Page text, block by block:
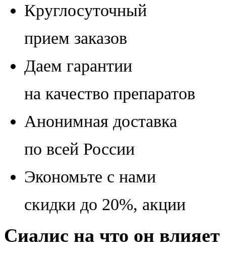
Круглосуточный
прием заказов
Даем гарантии
на качество препаратов
Анонимная доставка
по всей России
Экономьте с нами
скидки до 20%, акции
Сиалис на что он